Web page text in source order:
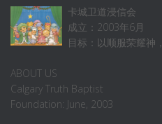
卡城卫道浸信会
成立：2003年6月
目标：以顺服荣耀神
ABOUT US
Calgary Truth Baptist
Foundation: June, 2003